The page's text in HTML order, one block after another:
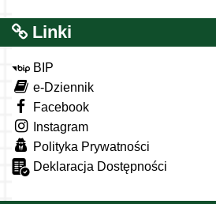
Linki
BIP
e-Dziennik
Facebook
Instagram
Polityka Prywatności
Deklaracja Dostępności